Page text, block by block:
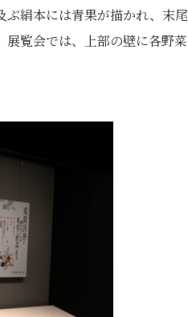
ぶ絹本には青果が描かれ、末尾
覧会では、上部の壁に各野菜